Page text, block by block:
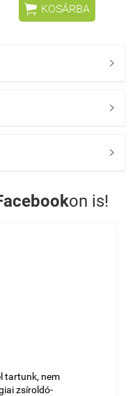
 KOSÁRBA



on is!
tartunk, nem
zsíroldó-